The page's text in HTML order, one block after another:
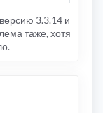
3.3.14 и
таже, хотя